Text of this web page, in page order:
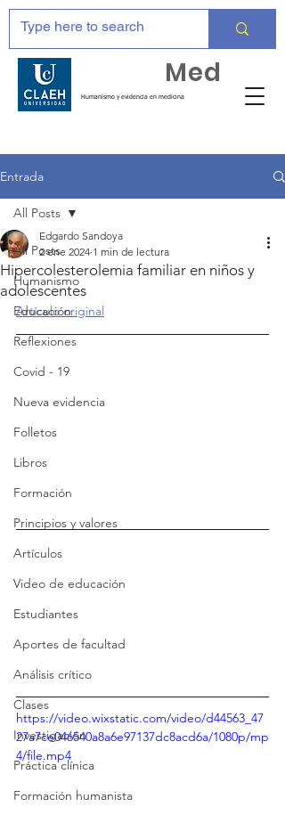
Humanismo y evidencia en medicina
Med
Entrada
All Posts
Humanismo
Educación
Reflexiones
Covid - 19
Nueva evidencia
Folletos
Libros
Formación
Principios y valores
Artículos
Video de educación
Estudiantes
Aportes de facultad
Análisis crítico
Clases
Investigación
Práctica clínica
Formación humanista
All Posts
Hipercolesterolemia familiar en niños y
adolescentes
Edgardo Sandoya
2 ene 2024 1 min de lectura
Artículo original
https://video.wixstatic.com/video/d44563_47
27a7ce046540a8a6e97137dc8acd6a/1080p/mp
4/file.mp4